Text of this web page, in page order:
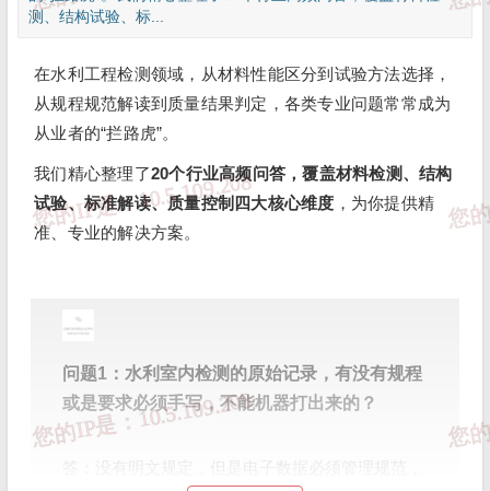
测、结构试验、标...
在水利工程检测领域，从材料性能区分到试验方法选择，
从规程规范解读到质量结果判定，各类专业问题常常成为
从业者的“拦路虎”。
我们精心整理了20个行业高频问答，覆盖材料检测、结构
试验、标准解读、质量控制四大核心维度 ，为你提供精
准、专业的解决方案。
问题1： 水利室内检测的原始记录，有没有规程
或是要求必须手写，不能机器打出来的？